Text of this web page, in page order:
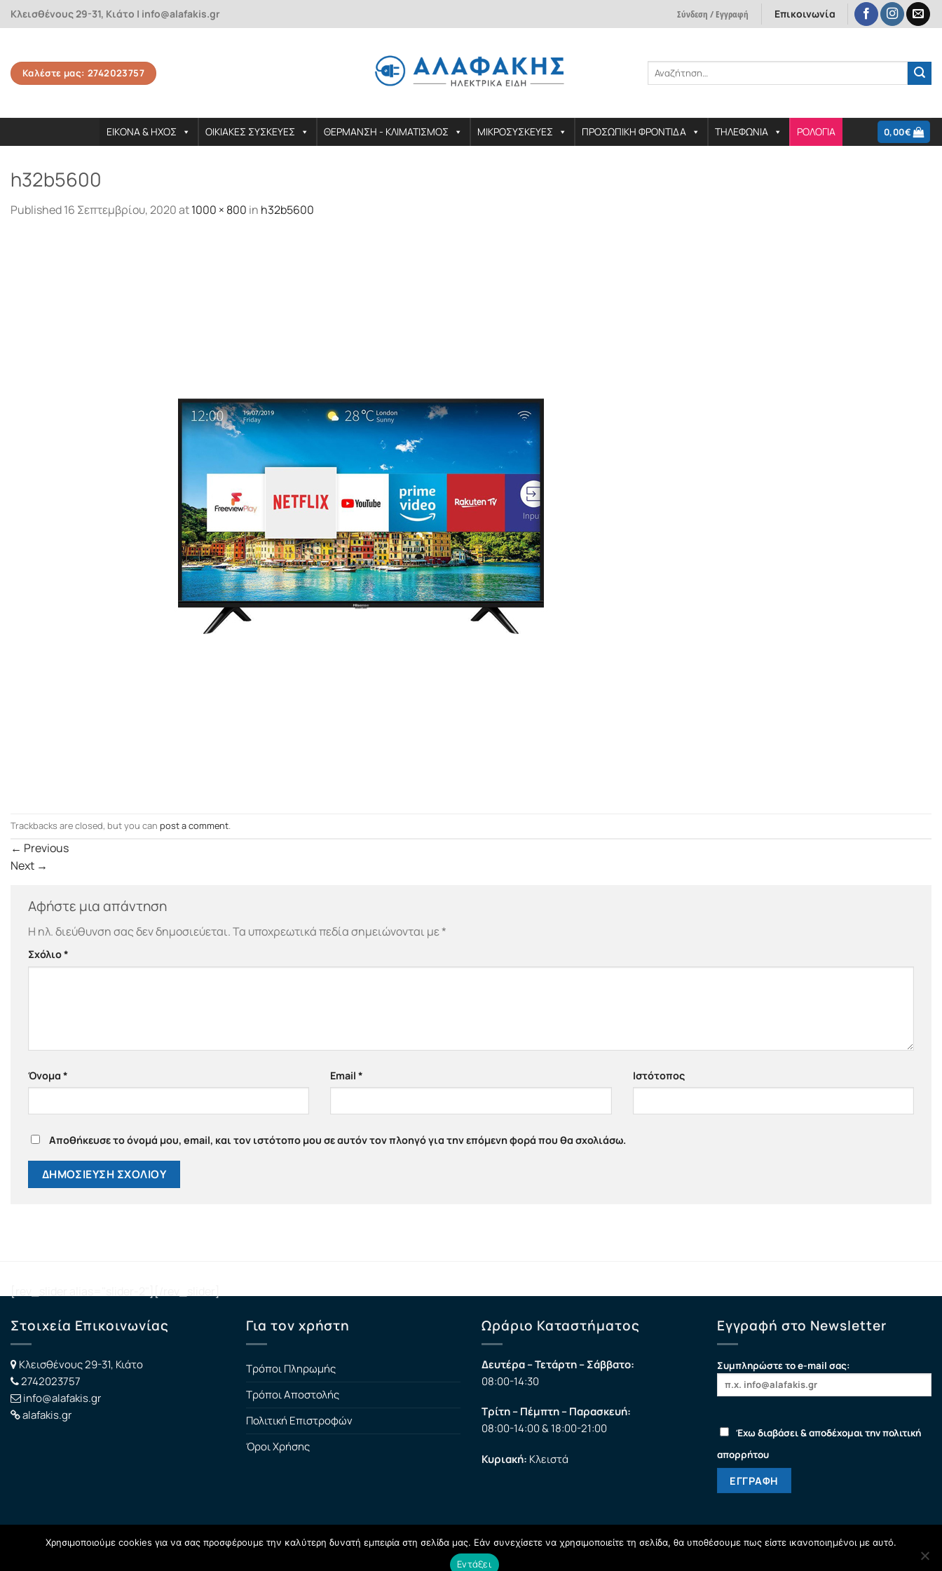
Skip
to
Κλεισθένους 29-31, Κιάτο | info@alafakis.gr Σύνδεση / Εγγραφή Επικοινωνία
Καλέστε μας: 2742023757
Αναζήτηση
ΕΙΚΟΝΑ & ΗΧΟΣ ΟΙΚΙΑΚΕΣ ΣΥΣΚΕΥΕΣ ΘΕΡΜΑΝΣΗ - ΚΛΙΜΑΤΙΣΜΟΣ ΜΙΚΡΟΣΥΣΚΕΥΕΣ ΠΡΟΣΩΠΙΚΗ ΦΡΟΝΤΙΔΑ ΤΗΛΕΦΩΝΙΑ ΡΟΛΟΓΙΑ 0,00€
h32b5600
Published16 Σεπτεμβρίου, 2020at1000 × 800 in h32b5600
Trackbacks are closed, but you can post a comment.
← Previous
Next →
Αφήστε μια απάντηση
Η ηλ. διεύθυνση σας δεν δημοσιεύεται.Τα υποχρεωτικά πεδία σημειώνονται με*
Σχόλιο*
Όνομα * Email* Ιστότοπος
Αποθήκευσε το όνομά μου, email, και τον ιστότοπο μου σε αυτόν τον πλοηγό για την επόμενη φορά που θα σχολιάσω.
Στοιχεία Επικοινωνίας
Κλεισθένους 29-31, Κιάτο
2742023757
info@alafakis.gr
alafakis.gr
Για τον χρήστη
Τρόποι Πληρωμής
Τρόποι Αποστολής
Πολιτική Επιστροφών
Όροι Χρήσης
Ωράριο Καταστήματος
Δευτέρα – Τετάρτη – Σάββατο:
08:00-14:30
Τρίτη – Πέμπτη – Παρασκευή:
08:00-14:00 & 18:00-21:00
Κυριακή: Κλειστά
Εγγραφή στο Newsletter
Συμπληρώστε το e-mail σας:
Έχω διαβάσει & αποδέχομαι την πολιτική
απορρήτου
Χρησιμοποιούμε cookies για να σας προσφέρουμε την καλύτερη δυνατή εμπειρία στη σελίδα μας. Εάν συνεχίσετε να χρησιμοποιείτε τη σελίδα, θα υποθέσουμε πως είστε ικανοποιημένοι με αυτό.
Εντάξει